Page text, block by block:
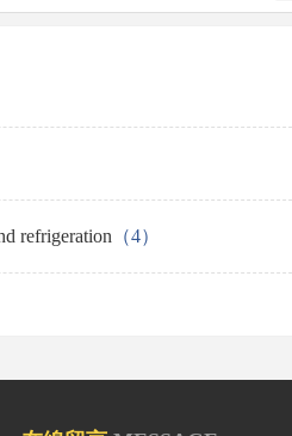
refrigeration （4）